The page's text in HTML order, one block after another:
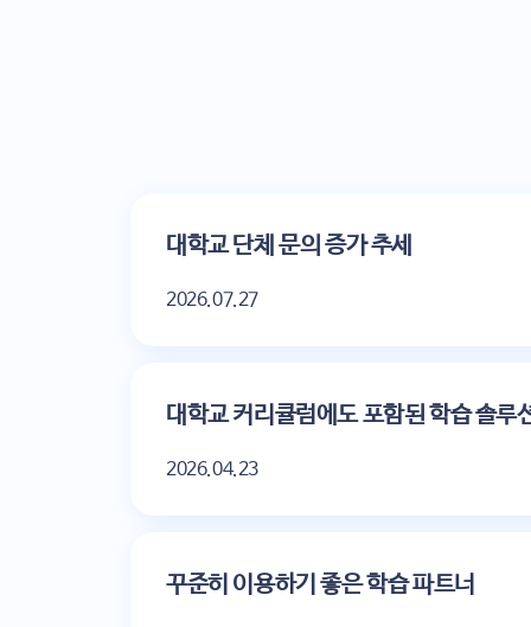
대학교 단체 문의 증가 추세
2026.07.27
대학교 커리큘럼에도 포함된 학습 솔루
2026.04.23
꾸준히 이용하기 좋은 학습 파트너